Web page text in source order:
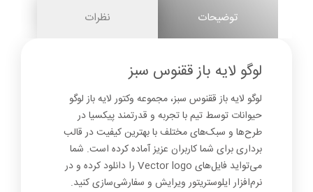
توضیحات نظرات
لوگو لایه باز ققنوس سبز
لوگو لایه باز ققنوس سبز، مجموعه وکتور لایه باز لوگو
حیوانات توسط تیم با تجربه و قدرتمند پیکسیا در
طرح‌ها و سبک‌های مختلف با بهترین کیفیت در قالب
برداری برای شما کاربران عزیز آماده کرده است. شما
می‌تواید فایل‌های Vector logo را دانلود کرده و در
نرم‌افزار ایلوستریتور ویرایش و سفارشی‌سازی کنید.